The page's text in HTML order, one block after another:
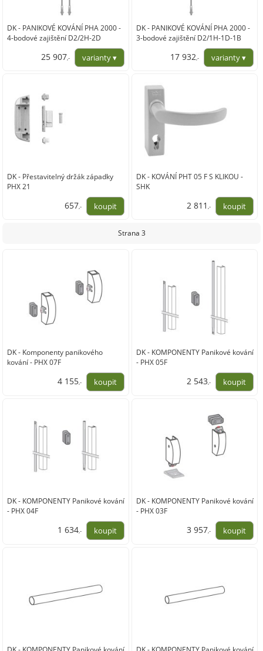
DK - PANIKOVÉ KOVÁNÍ PHA 2000 -
4-bodové zajištění D2/2H-2D
25 907,-
DK - PANIKOVÉ KOVÁNÍ PHA 2000 -
3-bodové zajištění D2/1H-1D-1B
17 932 ,-
DK - Přestavitelný držák západky
PHX 21
657,-
DK - KOVÁNÍ PHT 05 F S KLIKOU -
SHK
2 811 ,-
Strana 3
DK - Komponenty panikového
kování - PHX 07F
4 155,-
DK - KOMPONENTY Panikové kování
- PHX 05F
2 543,-
DK - KOMPONENTY Panikové kování
- PHX 04F
1 634,-
DK - KOMPONENTY Panikové kování
- PHX 03F
3 957,-